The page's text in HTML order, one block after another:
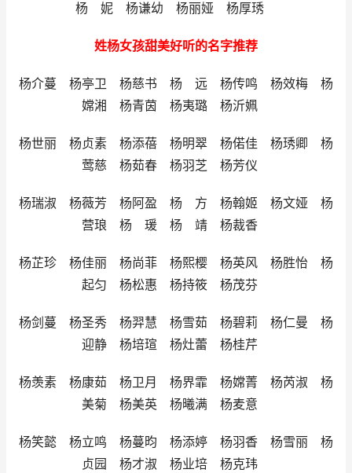
杨 妮 杨谦幼 杨丽娅 杨厚琇
姓杨女孩甜美好听的名字推荐
杨介蔓 杨亭卫 杨慈书 杨 远 杨传鸣 杨效梅 杨
嫦湘 杨青茵 杨夷璐 杨沂姵
杨世丽 杨贞素 杨添蓓 杨明翠 杨偌佳 杨琇卿 杨
莺慈 杨茹春 杨羽芝 杨芳仪
杨瑞淑 杨薇芳 杨阿盈 杨 方 杨翰姬 杨文娅 杨
营琅 杨 瑗 杨 靖 杨裁香
杨芷珍 杨佳丽 杨尚菲 杨熙樱 杨英风 杨胜怡 杨
起匀 杨松惠 杨持筱 杨茂芬
杨剑蔓 杨圣秀 杨羿慧 杨雪茹 杨碧莉 杨仁曼 杨
迎静 杨培瑄 杨灶蕾 杨桂芹
杨羡素 杨康茹 杨卫月 杨界霏 杨嫦菁 杨芮淑 杨
美菊 杨美英 杨曦满 杨麦意
杨笑懿 杨立鸣 杨蔓昀 杨添婷 杨羽香 杨雪丽 杨
贞园 杨才淑 杨业培 杨克玮